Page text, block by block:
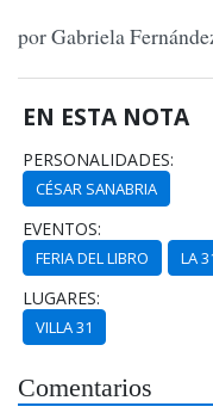
por Gabriela
EN ESTA NOTA
PERSONALIDADES:
CÉSAR SANABRIA
EVENTOS:
FERIA DEL LIBRO LA
LUGARES:
VILLA 31
Comentarios